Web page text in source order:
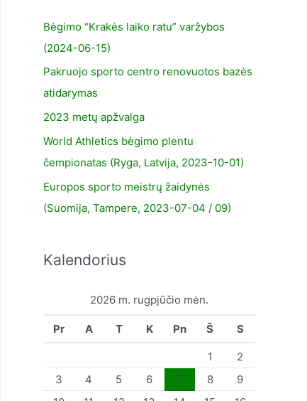
Bėgimo “Krakės laiko ratu” varžybos
(2024-06-15)
Pakruojo sporto centro renovuotos bazės
atidarymas
2023 metų apžvalga
World Athletics bėgimo plentu
čempionatas (Ryga, Latvija, 2023-10-01)
Europos sporto meistrų žaidynės
(Suomija, Tampere, 2023-07-04 / 09)
Kalendorius
2026 m. rugpjūčio mėn.
Pr A T K Pn Š S
1
2
3
4 5 6 7 8
9